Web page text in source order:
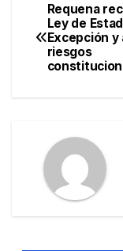
de
Requena
Ley de
Excepción
riesgos